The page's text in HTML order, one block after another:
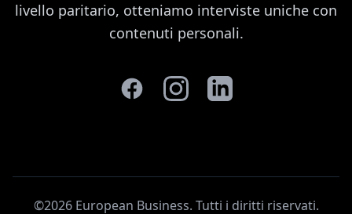
livello paritario, otteniamo interviste uniche con
contenuti personali.
©2026 European Business. Tutti i diritti riservati.